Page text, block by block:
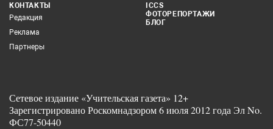
КОНТАКТЫ
Редакция
Реклама
Партнеры
ICCS
ФОТОРЕПОРТАЖИ
БЛОГ
Сетевое издание «Учительская газета» 12+
Зарегистрировано Роскомнадзором 6 июля 2012 года Эл No.
ФС77-50440